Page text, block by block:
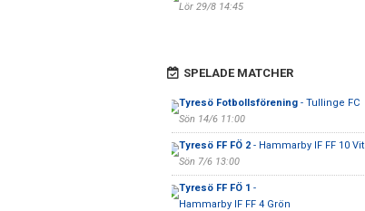
Lör 29/8 14:45
SPELADE MATCHER
Tyresö Fotbollsförening- Tullinge FC
Sön 14/6 11:00
Tyresö FF FÖ 2- Hammarby IF FF 10 Vit
Sön 7/6 13:00
Tyresö FF FÖ 1 -
Hammarby IF FF 4 Grön